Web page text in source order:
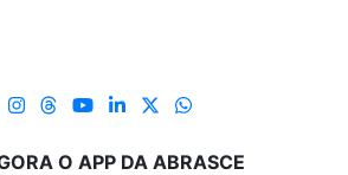
O APP DA ABRASCE